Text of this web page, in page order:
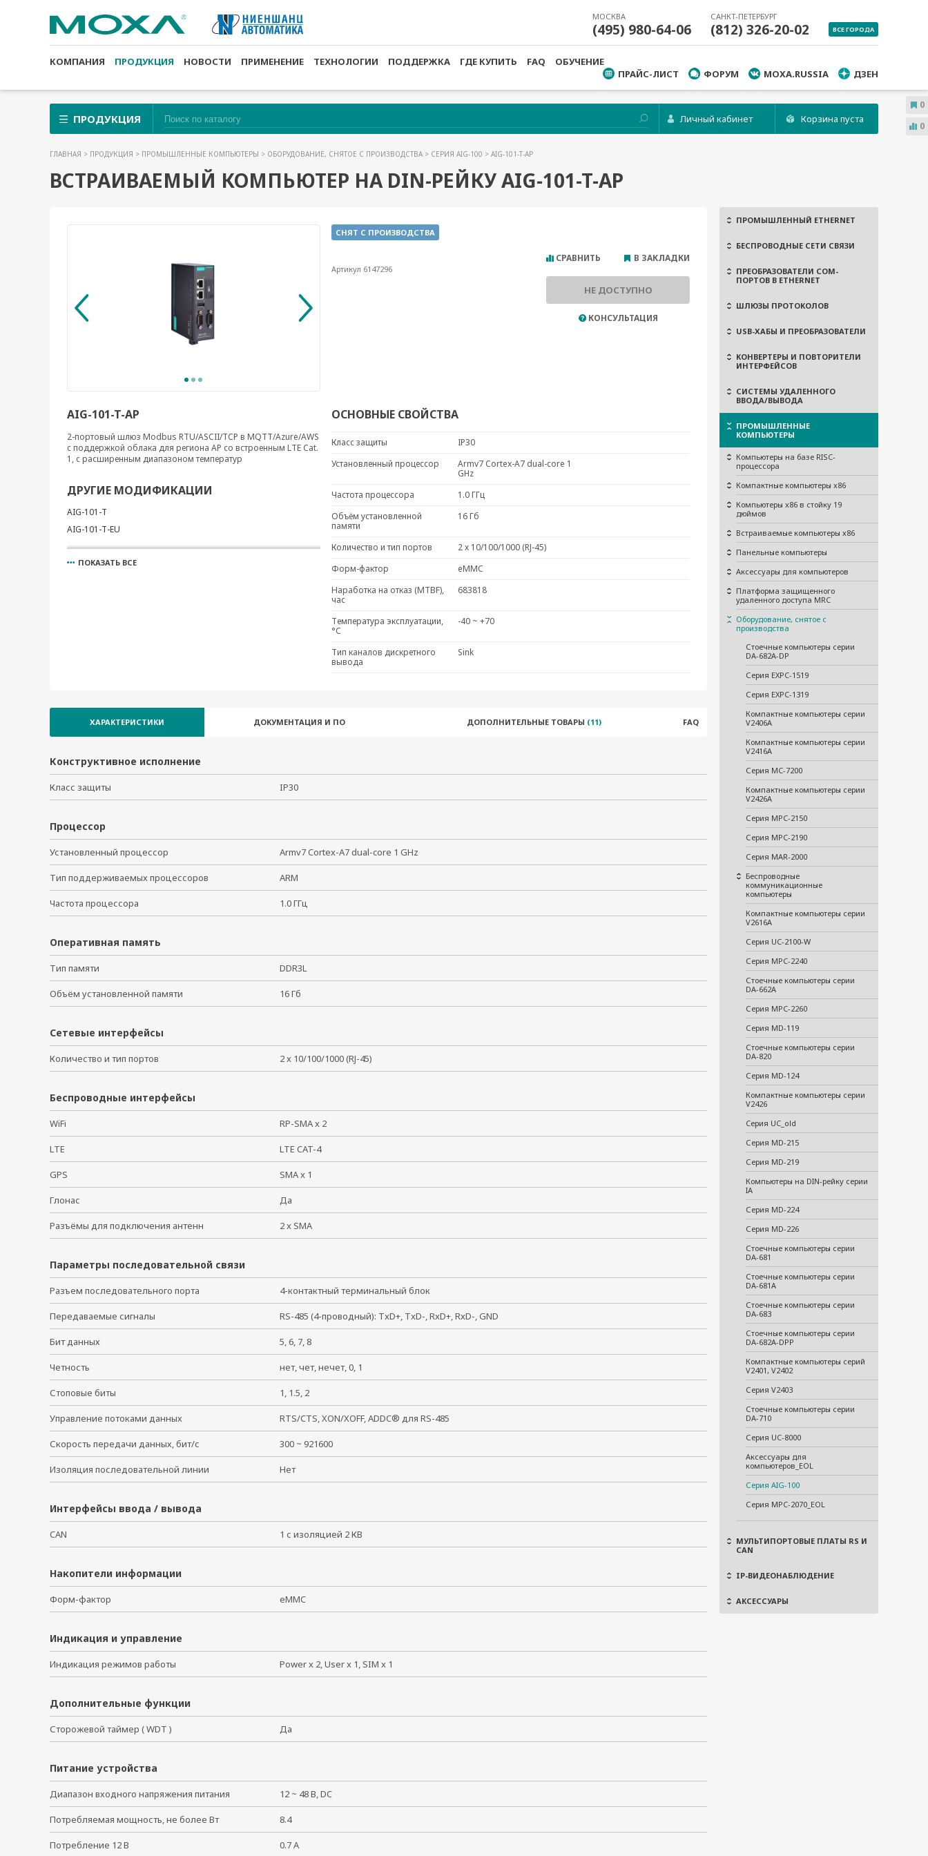
МОСКВА
(495) 980-64-06
САНКТ-ПЕТЕРБУРГ
(812) 326-20-02 ВСЕ ГОРОДА
КОМПАНИЯ ПРОДУКЦИЯ НОВОСТИ ПРИМЕНЕНИЕ ТЕХНОЛОГИИ ПОДДЕРЖКА ГДЕ КУПИТЬ FAQ
ОБУЧЕНИЕ
ПРАЙС-ЛИСТ
ФОРУМ MOXA.RUSSIA ДЗЕН
ПРОДУКЦИЯ Личный кабинет Корзина пуста
ГЛАВНАЯ > ПРОДУКЦИЯ > ПРОМЫШЛЕННЫЕ КОМПЬЮТЕРЫ > ОБОРУДОВАНИЕ, СНЯТОЕ С ПРОИЗВОДСТВА > СЕРИЯ AIG-100 > AIG-101-T-AP
ВСТРАИВАЕМЫЙ КОМПЬЮТЕР НА DIN-РЕЙКУ AIG-101-T-AP
ПРОМЫШЛЕННЫЙ ETHERNET
БЕСПРОВОДНЫЕ СЕТИ СВЯЗИ
ПРЕОБРАЗОВАТЕЛИ COM-
ПОРТОВ В ETHERNET
ШЛЮЗЫ ПРОТОКОЛОВ
USB-ХАБЫ И ПРЕОБРАЗОВАТЕЛИ
КОНВЕРТЕРЫ И ПОВТОРИТЕЛИ
ИНТЕРФЕЙСОВ
СИСТЕМЫ УДАЛЕННОГО
ВВОДА/ВЫВОДА
ПРОМЫШЛЕННЫЕ
КОМПЬЮТЕРЫ
Компьютеры на базе RISC-
процессора
Компактные компьютеры x86
Компьютеры x86 в стойку 19
дюймов
Встраиваемые компьютеры x86
Панельные компьютеры
Аксессуары для компьютеров
Платформа защищенного
удаленного доступа MRC
Оборудование, снятое с
производства
Стоечные компьютеры серии
DA-682A-DP
Серия EXPC-1519
Серия EXPC-1319
Компактные компьютеры серии
V2406A
Компактные компьютеры серии
V2416A
Серия MC-7200
Компактные компьютеры серии
V2426A
Серия MPC-2150
Серия MPC-2190
Серия MAR-2000
Беспроводные
коммуникационные
компьютеры
Компактные компьютеры серии
V2616A
Серия UC-2100-W
Серия MPC-2240
Стоечные компьютеры серии
DA-662A
Серия MPC-2260
Серия MD-119
Стоечные компьютеры серии
DA-820
Серия MD-124
Компактные компьютеры серии
V2426
Cерия UC_old
Серия MD-215
Серия MD-219
Компьютеры на DIN-рейку серии
IA
Серия MD-224
Серия MD-226
Стоечные компьютеры серии
DA-681
Стоечные компьютеры серии
DA-681A
Стоечные компьютеры серии
DA-683
Стоечные компьютеры серии
DA-682A-DPP
Компактные компьютеры серий
V2401, V2402
Серия V2403
Стоечные компьютеры серии
DA-710
Серия UC-8000
Аксессуары для
компьютеров_EOL
Серия AIG-100
Серия MPC-2070_EOL
МУЛЬТИПОРТОВЫЕ ПЛАТЫ RS И
CAN
IP-ВИДЕОНАБЛЮДЕНИЕ
АКСЕССУАРЫ
СНЯТ С ПРОИЗВОДСТВА
Артикул 6147296
СРАВНИТЬ В ЗАКЛАДКИ
НЕ ДОСТУПНО
КОНСУЛЬТАЦИЯ
AIG-101-T-AP
2-портовый шлюз Modbus RTU/ASCII/TCP в MQTT/Azure/AWS
с поддержкой облака для региона AP со встроенным LTE Cat.
1, с расширенным диапазоном температур
ДРУГИЕ МОДИФИКАЦИИ
AIG-101-T
AIG-101-T-EU
ПОКАЗАТЬ ВСЕ
ОСНОВНЫЕ СВОЙСТВА
Класс защиты
IP30
Установленный процессор
Armv7 Cortex-A7 dual-core 1
GHz
Частота процессора
1.0 ГГц
Объём установленной
памяти
16 Гб
Количество и тип портов
2 x 10/100/1000 (RJ-45)
Форм-фактор
eMMC
Наработка на отказ (MTBF),
час
683818
Температура эксплуатации,
°C
-40 ~ +70
Тип каналов дискретного
вывода
Sink
ХАРАКТЕРИСТИКИ ДОКУМЕНТАЦИЯ И ПО ДОПОЛНИТЕЛЬНЫЕ ТОВАРЫ (11) FAQ
Конструктивное исполнение
Класс защиты IP30
Процессор
Установленный процессор Armv7 Cortex-A7 dual-core 1 GHz
Тип поддерживаемых процессоров ARM
Частота процессора 1.0 ГГц
Оперативная память
Тип памяти DDR3L
Объём установленной памяти 16 Гб
Сетевые интерфейсы
Количество и тип портов 2 x 10/100/1000 (RJ-45)
Беспроводные интерфейсы
WiFi RP-SMA x 2
LTE LTE CAT-4
GPS SMA x 1
Глонас Да
Разъёмы для подключения антенн 2 x SMA
Параметры последовательной связи
Разъем последовательного порта 4-контактный терминальный блок
Передаваемые сигналы RS-485 (4-проводный): TxD+, TxD-, RxD+, RxD-, GND
Бит данных 5, 6, 7, 8
Четность нет, чет, нечет, 0, 1
Стоповые биты 1, 1.5, 2
Управление потоками данных RTS/CTS, XON/XOFF, ADDC® для RS-485
Скорость передачи данных, бит/с 300 ~ 921600
Изоляция последовательной линии Нет
Интерфейсы ввода / вывода
CAN 1 с изоляцией 2 КВ
Накопители информации
Форм-фактор eMMC
Индикация и управление
Индикация режимов работы Power x 2, User x 1, SIM x 1
Дополнительные функции
Сторожевой таймер ( WDT ) Да
Питание устройства
Диапазон входного напряжения питания 12 ~ 48 В, DC
Потребляемая мощность, не более Вт 8.4
Потребление 12 В 0.7 A
0
0